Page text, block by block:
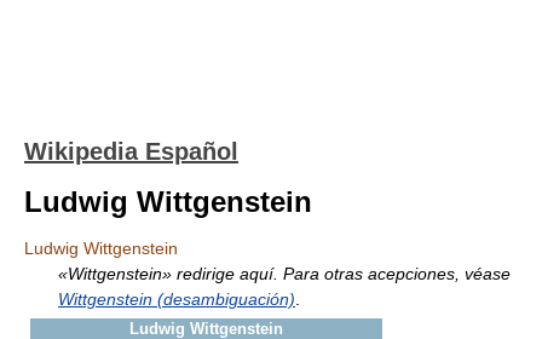
Wikipedia Español
Ludwig Wittgenstein
Ludwig Wittgenstein
«Wittgenstein» redirige aquí. Para otras acepciones, véase
Wittgenstein (desambiguación)
Ludwig Wittgenstein